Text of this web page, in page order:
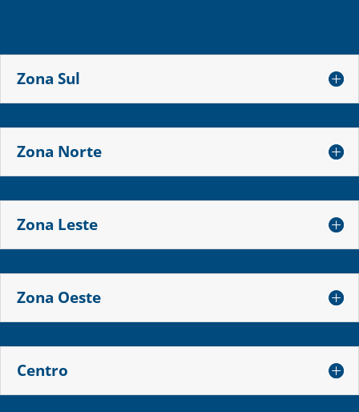
Zona Sul
Zona Norte
Zona Leste
Zona Oeste
Centro